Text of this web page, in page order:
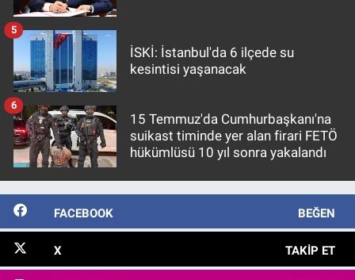
İSKİ: İstanbul'da 6 ilçede su
kesintisi yaşanacak
5
15 Temmuz'da Cumhurbaşkanı'na
suikast timinde yer alan firari FETÖ
hükümlüsü 10 yıl sonra yakalandı
6
FACEBOOK BEĞEN
X TAKIP ET